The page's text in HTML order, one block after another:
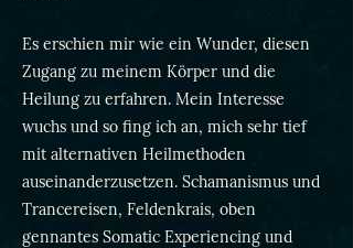
Es erschien mir wie ein Wunder, diesen
Zugang zu meinem Körper und die
Heilung zu erfahren. Mein Interesse
wuchs und so fing ich an, mich sehr tief
mit alternativen Heilmethoden
auseinanderzusetzen. Schamanismus und
Trancereisen, Feldenkrais, oben
gennantes Somatic Experiencing und